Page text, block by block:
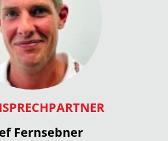
Fernsebner